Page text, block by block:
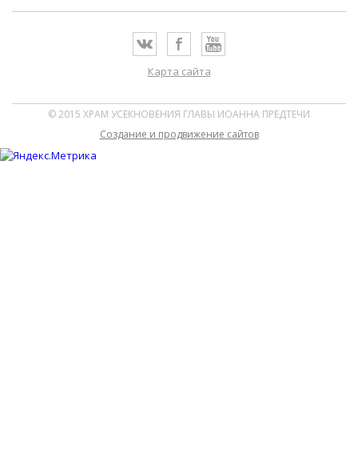
Карта сайта
© 2015 ХРАМ УСЕКНОВЕНИЯ ГЛАВЫ ИОАННА ПРЕДТЕЧИ
Cоздание и продвижение сайтов